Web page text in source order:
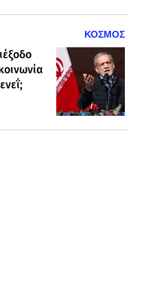
ΚΟΣΜΟΣ